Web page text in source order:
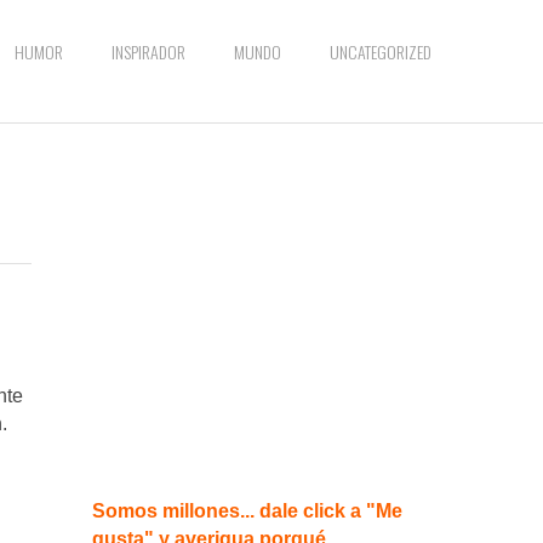
HUMOR INSPIRADOR MUNDO UNCATEGORIZED
Somos millones... dale click a "Me
gusta" y averigua porqué